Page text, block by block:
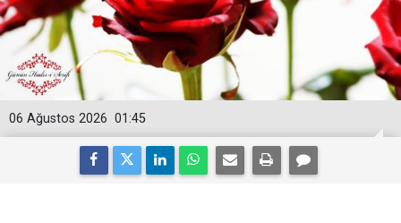
01:45
06 Ağustos 2026